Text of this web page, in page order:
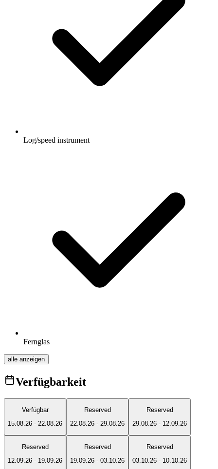
Log/speed instrument
Fernglas
alle anzeigen
Verfügbarkeit
Verfügbar
15.08.26 - 22.08.26
Reserved
22.08.26 - 29.08.26
Reserved
29.08.26 - 12.09.26
Reserved
12.09.26 - 19.09.26
Reserved
19.09.26 - 03.10.26
Reserved
03.10.26 - 10.10.26